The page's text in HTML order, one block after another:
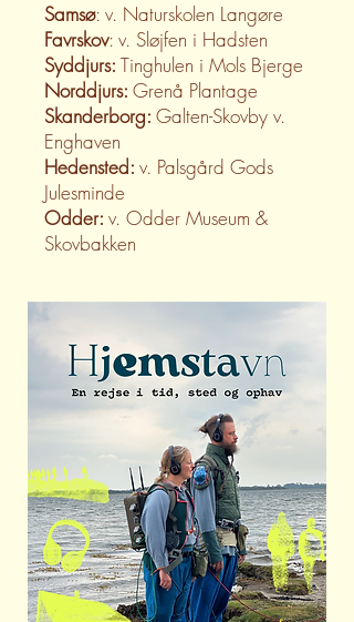
Samsø: v. Naturskolen Langøre
Favrskov: v. Sløjfen i Hadsten
Syddjurs: Tinghulen i Mols Bjerge
Norddjurs: Grenå Plantage
Skanderborg: Galten-Skovby v.
Enghaven
Hedensted: v. Palsgård Gods
Julesminde
Odder: v. Odder Museum &
Skovbakken